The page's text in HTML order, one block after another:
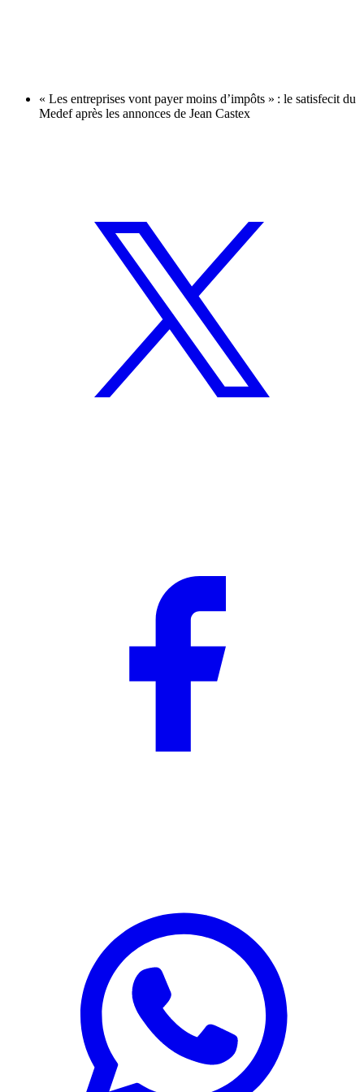
« Les entreprises vont payer moins d’impôts » : le satisfecit du
Medef après les annonces de Jean Castex